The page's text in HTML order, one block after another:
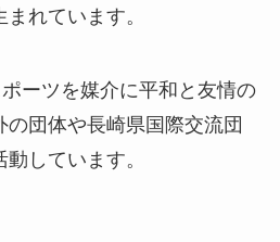
れています。
ーツを媒介に平和と友情の
団体や長崎県国際交流団
しています。